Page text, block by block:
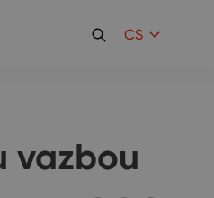
CS
vazbou